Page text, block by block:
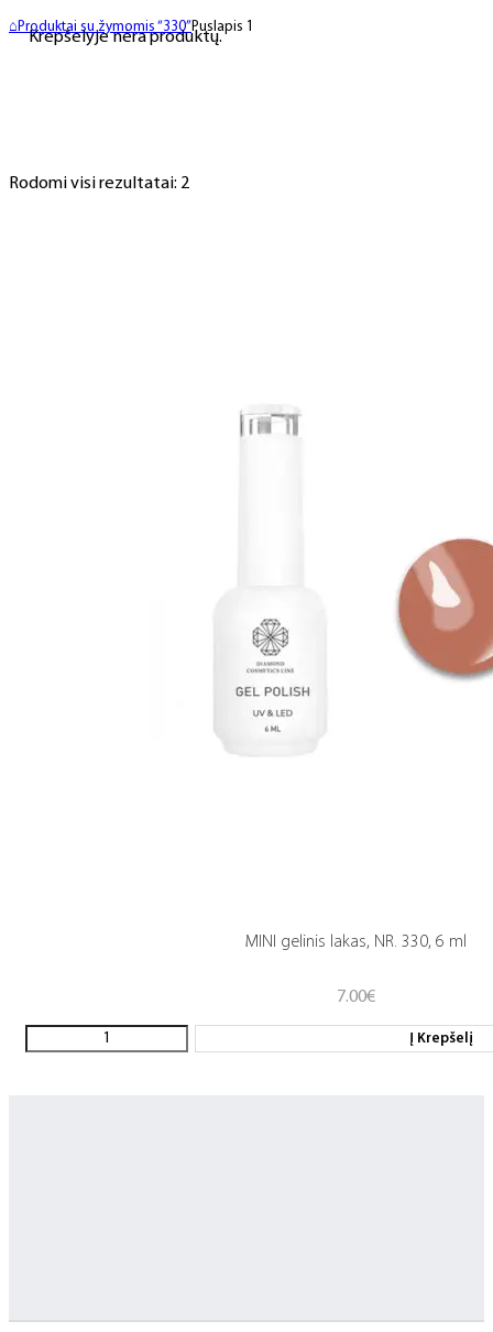
Krepšelyje nėra produktų.
⌂ Produktai su žymomis “330” Puslapis 1
Rodomi visi rezultatai: 2
MINI gelinis lakas, NR. 330, 6 ml
7.00€
Į Krepšelį